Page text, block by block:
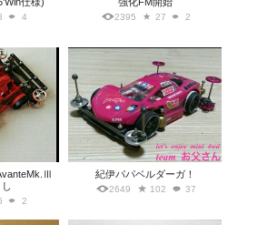
4 2395 27 2
2
紀伊パパベルダーガ！
2649 102 37